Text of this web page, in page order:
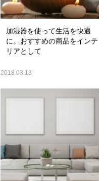
加湿器を使って生活を快適
に。おすすめの商品をインテ
リアとして
2018.03.13